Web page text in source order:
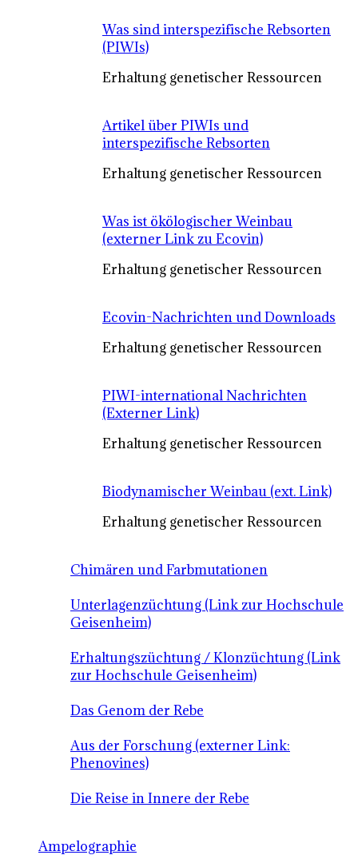
Was sind interspezifische Rebsorten
(PIWIs)
Erhaltung genetischer Ressourcen
Artikel über PIWIs und
interspezifische Rebsorten
Erhaltung genetischer Ressourcen
Was ist ökölogischer Weinbau
(externer Link zu Ecovin)
Erhaltung genetischer Ressourcen
Ecovin-Nachrichten und Downloads
Erhaltung genetischer Ressourcen
PIWI-international Nachrichten
(Externer Link)
Erhaltung genetischer Ressourcen
Biodynamischer Weinbau (ext. Link)
Erhaltung genetischer Ressourcen
Chimären und Farbmutationen
Unterlagenzüchtung (Link zur Hochschule
Geisenheim)
Erhaltungszüchtung / Klonzüchtung (Link
zur Hochschule Geisenheim)
Das Genom der Rebe
Aus der Forschung (externer Link:
Phenovines)
Die Reise in Innere der Rebe
Ampelographie